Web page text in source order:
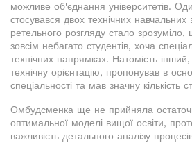
можливе об'єднання університетів.
стосувався двох технічних навчальних
ретельного розгляду стало
зовсім небагато студентів, хоча
технічних напрямках. Натомість
технічну орієнтацію, пропонував в
спеціальності та мав значну кількість
Омбудсменка ще не прийняла
оптимальної моделі вищої освіти,
важливість детального аналізу